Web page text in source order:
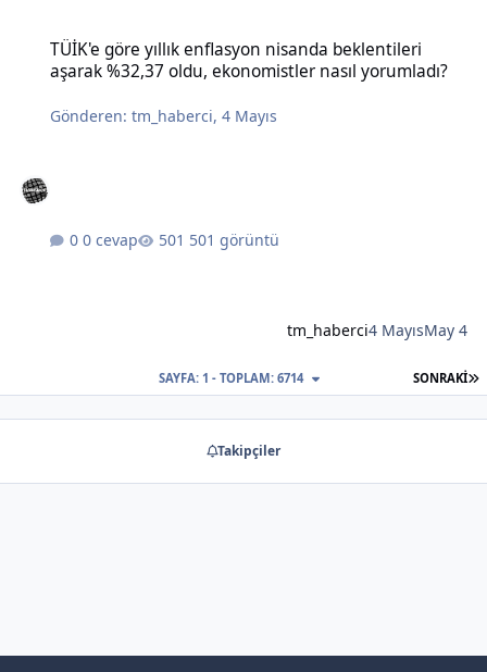
TÜİK'e göre yıllık enflasyon nisanda beklentileri
aşarak %32,37 oldu, ekonomistler nasıl yorumladı?
Gönderen:tm_haberci,4 Mayıs
0 cevap 501 görüntü
tm_haberci4 MayısMay 4
SONRAKI
SAYFA: 1 - TOPLAM: 6714
Takipçiler